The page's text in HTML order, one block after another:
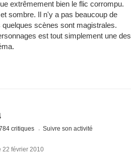
extrêmement bien le flic corrompu.
sombre. Il n'y a pas beaucoup de
scènes sont magistrales.
est tout simplement une des
critiques Suivre son activité
22 février 2010